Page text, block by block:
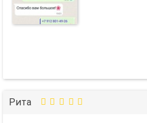
Рита